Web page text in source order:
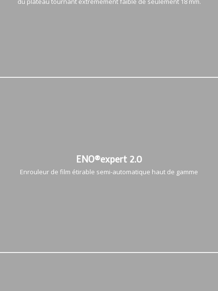
ENO®expert 2.0
Enrouleur de film étirable semi-automatique haut de gamme